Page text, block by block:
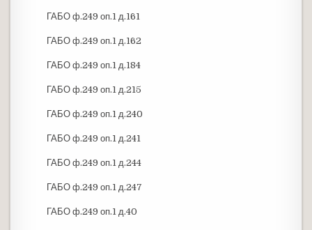
ГАБО ф.249 оп.1 д.161
ГАБО ф.249 оп.1 д.162
ГАБО ф.249 оп.1 д.184
ГАБО ф.249 оп.1 д.215
ГАБО ф.249 оп.1 д.240
ГАБО ф.249 оп.1 д.241
ГАБО ф.249 оп.1 д.244
ГАБО ф.249 оп.1 д.247
ГАБО ф.249 оп.1 д.40